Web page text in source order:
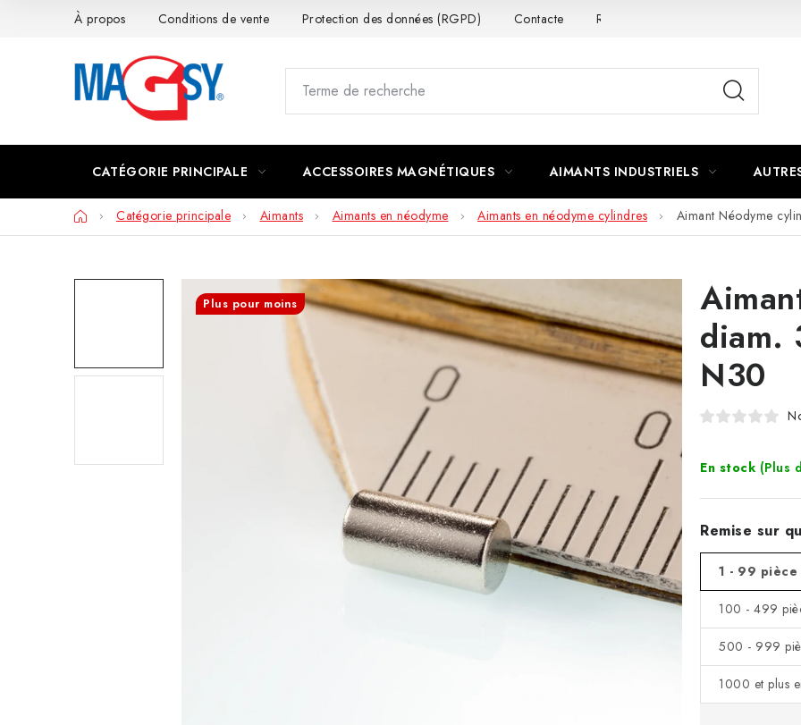
À propos Conditions de vente Protection des données (RGPD) Contacte Rétractation du contrat
CATÉGORIE PRINCIPALE ACCESSOIRES MAGNÉTIQUES AIMANTS INDUSTRIELS
AccueilCatégorie principale Aimants Aimants en néodyme Aimants en néodyme cylindres Aimant Néodyme
diam.
N30
En stock (Plus
Remise sur
1 - 99 pièce
100 - 499
500 - 999
1000 et plus
Plus pour moins